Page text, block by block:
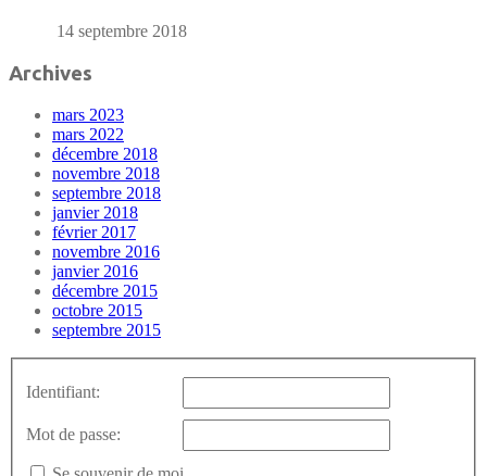
14 septembre 2018
Archives
mars 2023
mars 2022
décembre 2018
novembre 2018
septembre 2018
janvier 2018
février 2017
novembre 2016
janvier 2016
décembre 2015
octobre 2015
septembre 2015
Identifiant:
Mot de passe: